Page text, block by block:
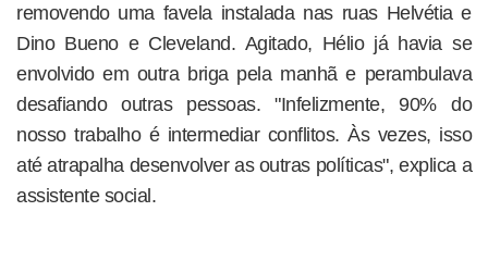
removendo uma favela instalada nas ruas Helvétia e
Dino Bueno e Cleveland. Agitado, Hélio já havia se
envolvido em outra briga pela manhã e perambulava
desafiando outras pessoas. "Infelizmente, 90% do
nosso trabalho é intermediar conflitos. Às vezes, isso
até atrapalha desenvolver as outras políticas", explica a
assistente social.